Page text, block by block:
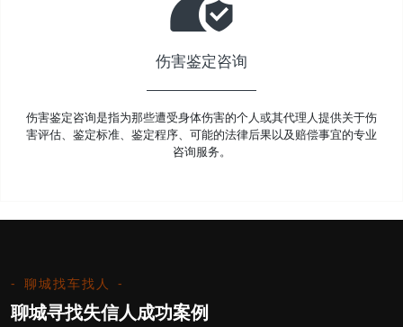
伤害鉴定咨询
伤害鉴定咨询是指为那些遭受身体伤害的个人或其代理人提供关于伤
害评估、鉴定标准、鉴定程序、可能的法律后果以及赔偿事宜的专业
咨询服务。
聊城找车找人
聊城寻找失信人成功案例